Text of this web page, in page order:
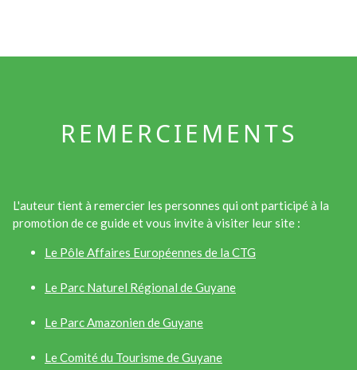
REMERCIEMENTS
L'auteur tient à remercier les personnes qui ont participé à la
promotion de ce guide et vous invite à visiter leur site :
Le Pôle Affaires Européennes de la CTG
Le Parc Naturel Régional de Guyane
Le Parc Amazonien de Guyane
Le Comité du Tourisme de Guyane